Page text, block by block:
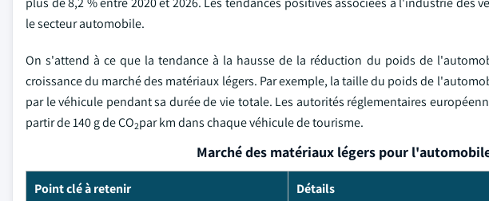
le secteur automobile.
On s'attend à ce que la tendance à la hausse de la réduction du poids de
croissance du marché des matériaux légers. Par exemple, la taille du poids de
par le véhicule pendant sa durée de vie totale. Les autorités réglementaires
partir de 140 g de CO2par km dans chaque véhicule de tourisme.
Marché des matériaux légers pour
Point clé à retenir Détails